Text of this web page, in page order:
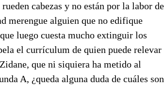
cabezas y no están por la labor de
merengue alguien que no edifique
luego cuesta mucho extinguir los
el currículum de quien puede relevar
que ni siquiera ha metido al
A, ¿queda alguna duda de cuáles son